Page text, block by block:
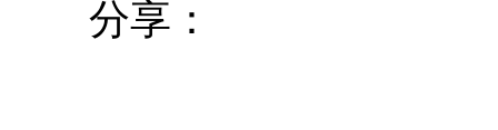
分享：